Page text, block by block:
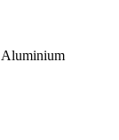
Aluminium